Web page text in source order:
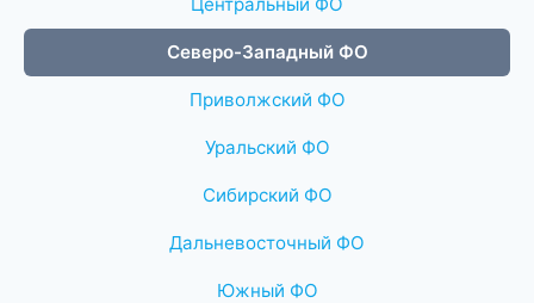
Северо-Западный ФО
Приволжский ФО
Уральский ФО
Сибирский ФО
Дальневосточный ФО
Южный ФО